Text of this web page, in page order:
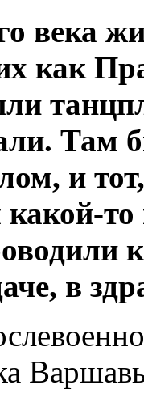
века
как
Там
и тот,
какой-
в